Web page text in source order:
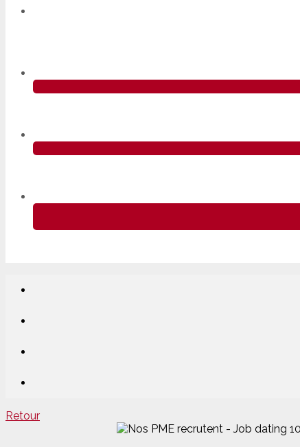
Retour